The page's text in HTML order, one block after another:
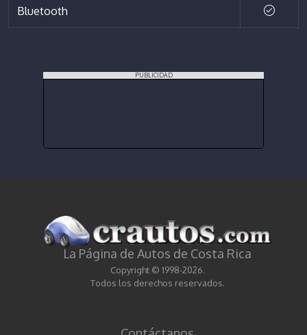
Bluetooth
PUBLICIDAD
La Página de Autos de Costa Rica
Copyright © 1998-2026.
Todos los derechos reservados.